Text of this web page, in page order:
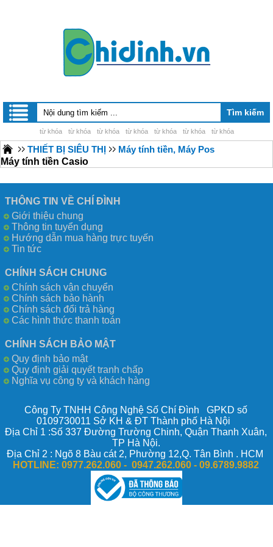
từ khóa từ khóa từ khóa từ khóa từ khóa từ khóa từ khóa
THIẾT BỊ SIÊU THỊ
Máy tính tiền, Máy Pos
Máy tính tiền Casio
THÔNG TIN VỀ CHÍ ĐÌNH
Giới thiệu chung
Thông tin tuyển dụng
Hướng dẫn mua hàng trực tuyến
Tin tức
CHÍNH SÁCH CHUNG
Chính sách vận chuyển
Chính sách bảo hành
Chính sách đổi trả hàng
Các hình thức thanh toán
CHÍNH SÁCH BẢO MẬT
Quy định bảo mật
Quy định giải quyết tranh chấp
Nghĩa vụ công ty và khách hàng
Công Ty TNHH Công Nghệ Số Chí Đình GPKD số
0109730011 Sở KH & ĐT Thành phố Hà Nội
Địa Chỉ 1 :Số 337 Đường Trường Chinh, Quận Thanh Xuân,
TP Hà Nội.
Địa Chỉ 2 : Ngõ 8 Bàu cát 2, Phường 12,Q. Tân Bình . HCM
HOTLINE: 0977.262.060 - 0947.262.060 -09.6789.9882